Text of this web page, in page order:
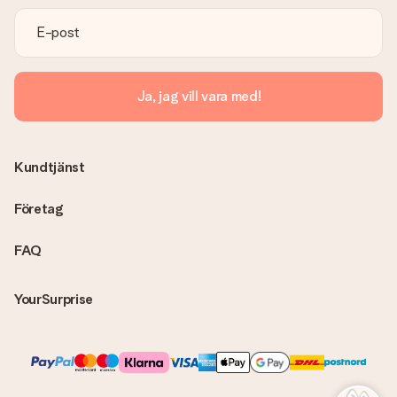
Vi beklagar att du inte är fullt nöjd med din present. Vänligen
kontakta vår kundtjänst, de hjälper dig gärna med att hitta en
Skickas fakturan tillsammans med produkten?
Ingen faktura skickas med själva produkten. Din faktura
skickas alltid med e-postbekräftelsen och du hittar även dina
Ja, jag vill vara med!
FAQ
YourSurprise
Kundtjänst
Företag